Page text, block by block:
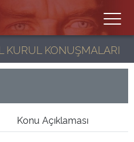
KURUL KONUŞMALARI
Konu Açıklaması